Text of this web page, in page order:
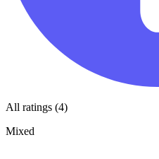
All ratings (4)
Mixed